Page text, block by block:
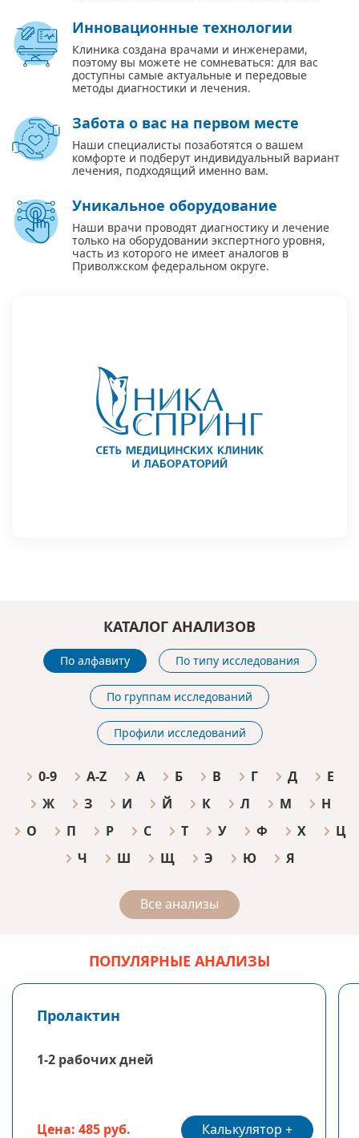
Инновационные технологии
Клиника создана врачами и инженерами,
поэтому вы можете не сомневаться: для вас
доступны самые актуальные и передовые
методы диагностики и лечения.
Забота о вас на первом месте
Наши специалисты позаботятся о вашем
комфорте и подберут индивидуальный вариант
лечения, подходящий именно вам.
Уникальное оборудование
Наши врачи проводят диагностику и лечение
только на оборудовании экспертного уровня,
часть из которого не имеет аналогов в
Приволжском федеральном округе.
КАТАЛОГ АНАЛИЗОВ
По алфавиту По типу исследования
По группам исследований
Профили исследований
0-9 A-Z А Б В Г Д
Е
Ж
З И Й К Л М
Н
О
П Р С Т У Ф Х
Ц
Ч
Ш Щ Э Ю Я
Все анализы
ПОПУЛЯРНЫЕ АНАЛИЗЫ
Пролактин
1-2 рабочих дней
Цена: 485 руб. Калькулятор